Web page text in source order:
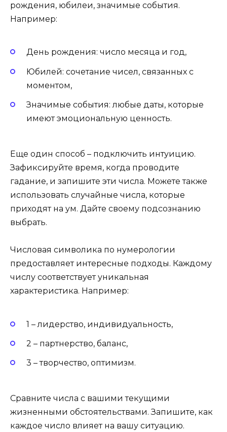
рождения, юбилеи, значимые события.
Например:
День рождения: число месяца и год,
Юбилей: сочетание чисел, связанных с
моментом,
Значимые события: любые даты, которые
имеют эмоциональную ценность.
Еще один способ – подключить интуицию.
Зафиксируйте время, когда проводите
гадание, и запишите эти числа. Можете также
использовать случайные числа, которые
приходят на ум. Дайте своему подсознанию
выбрать.
Числовая символика по нумерологии
предоставляет интересные подходы. Каждому
числу соответствует уникальная
характеристика. Например:
1 – лидерство, индивидуальность,
2 – партнерство, баланс,
3 – творчество, оптимизм.
Сравните числа с вашими текущими
жизненными обстоятельствами. Запишите, как
каждое число влияет на вашу ситуацию.